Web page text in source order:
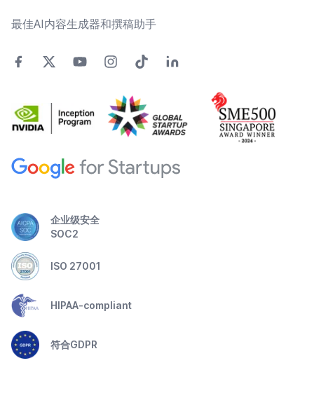
最佳AI内容生成器和撰稿助手
企业级安全
SOC2
ISO 27001
HIPAA-compliant
符合GDPR